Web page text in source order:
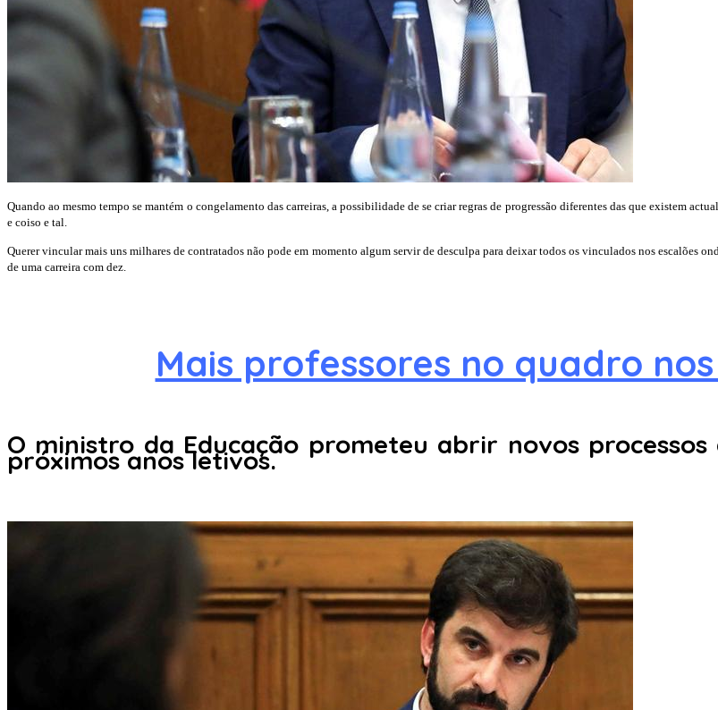
Quando ao mesmo tempo se mantém o congelamento das carreiras, a possibilidade de se criar regras de progressão diferentes das que existem
e coiso e tal.
Querer vincular mais uns milhares de contratados não pode em momento algum servir de desculpa para deixar todos os vinculados nos escalões
de uma carreira com dez.
Mais professores no quadro
O ministro da Educação prometeu abrir novos
próximos anos letivos.